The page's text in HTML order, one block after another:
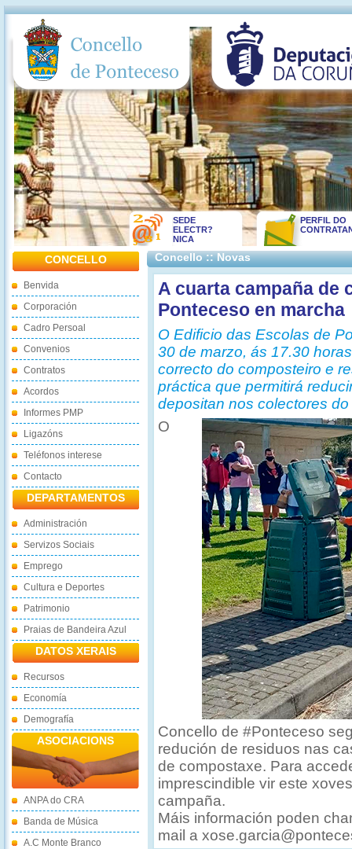
SEDE
ELECTR?
NICA
PERFIL DO
CONCELLO
Benvida
Corporación
Cadro Persoal
Convenios
Contratos
Acordos
Informes PMP
Ligazóns
Teléfonos interese
Contacto
DEPARTAMENTOS
Administración
Servizos Sociais
Emprego
Cultura e Deportes
Patrimonio
Praias de Bandeira Azul
DATOS XERAIS
Recursos
Economía
Demografía
ASOCIACIONS
ANPA do CRA
Banda de Música
A.C Monte Branco
Concello :: Novas
A cuarta campaña de
Ponteceso en marcha
O Edificio das Escolas de
30 de marzo, ás 17.30
correcto do composteiro e
práctica que permitirá
depositan nos colectores do
O
Concello de #Ponteceso
redución de residuos nas
de compostaxe. Para
imprescindible vir este
campaña.
Máis información poden
mail a